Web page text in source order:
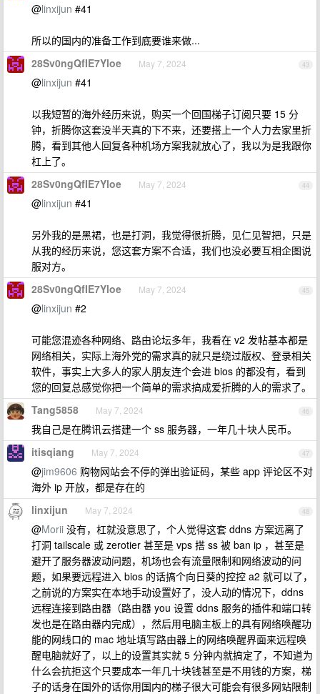
@linxijun #41
所以的国内的准备工作到底要谁来做...
43
28Sv0ngQfIE7Yloe May 7, 2024
@linxijun #41
以我短暂的海外经历来说，购买一个回国梯子订阅只要 15 分
钟，折腾你这套没半天真的下不来，还要搭上一个人力去家里折
腾，看到其他人回复各种机场方案我就放心了，我以为是我跟你
杠上了。
44
28Sv0ngQfIE7Yloe May 7, 2024
@linxijun #41
另外我的是黑裙，也是打洞，我觉得很折腾，见仁见智把，只是
从我的经历来说，您这套方案不合适，我们也没必要互相企图说
服对方。
45
28Sv0ngQfIE7Yloe May 7, 2024
@linxijun #2
可能您混迹各种网络、路由论坛多年，我看在 v2 发帖基本都是
网络相关，实际上海外党的需求真的就只是绕过版权、登录相关
软件，事实上大多人的家人朋友连个会进 bios 的都没有，看到
您的回复总感觉你把一个简单的需求搞成爱折腾的人的需求了。
46
Tang5858 May 7, 2024
我自己是在腾讯云搭建一个 ss 服务器，一年几十块人民币。
47
itisqiang May 7, 2024
@jim9606 购物网站会不停的弹出验证码，某些 app 评论区不对
海外 ip 开放，都是存在的
48
linxijun May 7, 2024
@Morii 没有，杠就没意思了，个人觉得这套 ddns 方案远离了
打洞 tailscale 或 zerotier 甚至是 vps 搭 ss 被 ban ip ，甚至是
避开了服务器波动问题，机场也会有流量限制和网络波动的问
题，如果要远程进入 bios 的话搞个向日葵的控控 a2 就可以了，
之前说的方案实在本地手动设置好了，没人动的情况下，ddns
远程连接到路由器（路由器 you 设置 ddns 服务的插件和端口转
发也是在路由器内完成），然后用电脑主板上的具有网络唤醒功
能的网线口的 mac 地址填写路由器上的网络唤醒界面来远程唤
醒电脑就好了，以上的设置其实就 5 分钟内就搞定了，不知道为
什么会抗拒这个只要成本一年几十块钱甚至是不用钱的方案，梯
子的话身在国外的话你用国内的梯子很大可能会有很多网站限制